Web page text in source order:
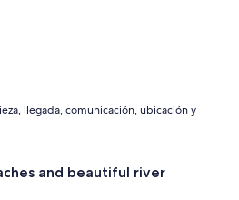
llegada, comunicación, ubicación y
and beautiful river